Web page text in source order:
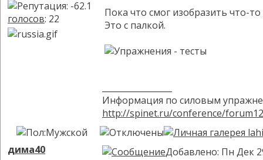
голосов: 22
Пока что смог изобразить что-
Это с палкой.
Информация по силовым
http://spinet.ru/conference/
дима40 Добавлено: Пн Дек